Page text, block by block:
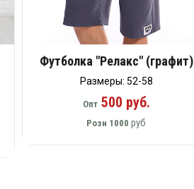
Футболка "Релакс" (графит)
Размеры: 52-58
Опт500 руб.
Розн 1000 руб